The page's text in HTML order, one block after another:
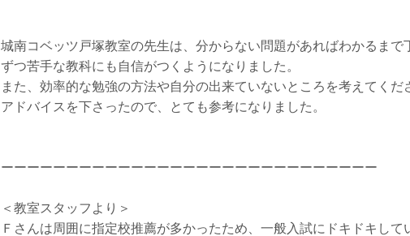
城南コベッツ戸塚教室の先生は、分からない問題があればわかるまで
ずつ苦手な教科にも自信がつくようになりました。
また、効率的な勉強の方法や自分の出来ていないところを考えてく
アドバイスを下さったので、とても参考になりました。
ーーーーーーーーーーーーーーーーーーーーーーーーーーーーー
＜教室スタッフより＞
Ｆさんは周囲に指定校推薦が多かったため、一般入試にドキドキし